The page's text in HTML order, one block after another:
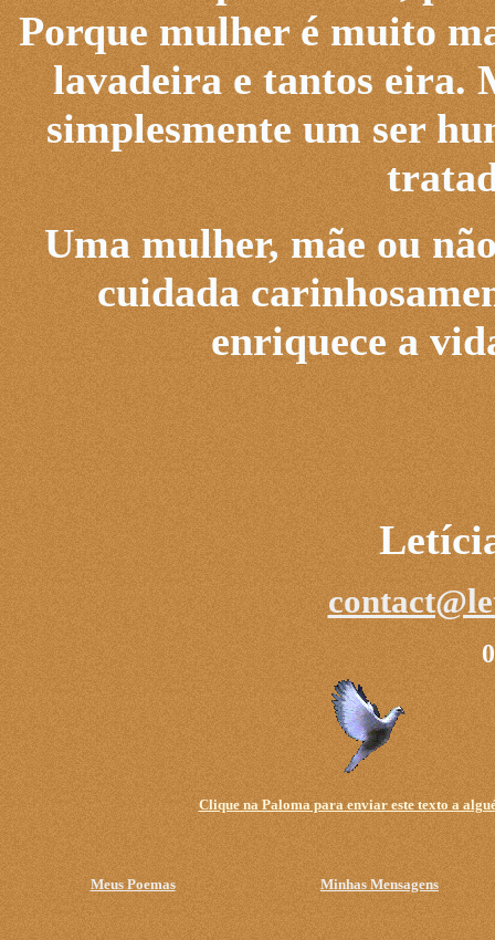
Porque mulher é muito
lavadeira e tantos eira.
simplesmente um ser
Uma mulher, mãe ou
cuidada
enriquece a
Clique na Paloma para enviar este texto a
Meus Poemas Minhas Mensagens